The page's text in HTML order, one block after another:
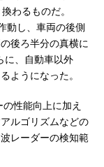
わるものだ。
動し、車両の後側
後ろ半分の真横に
に、自動車以外
ようになった。
性能向上に加え
ルゴリズムなどの
レーダーの検知範